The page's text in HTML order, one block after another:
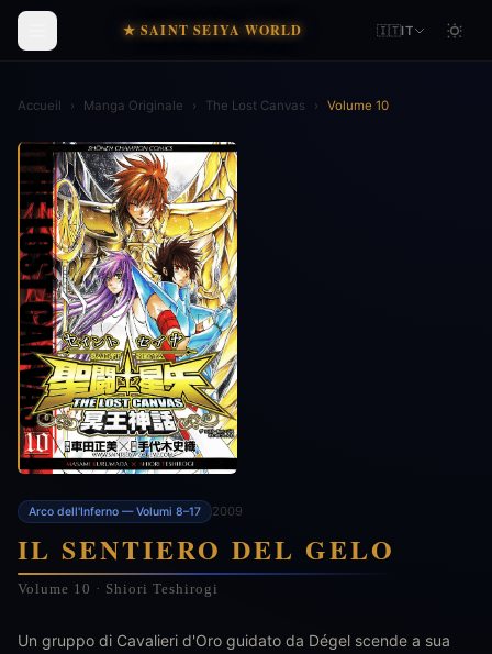
★ SAINT SEIYA WORLD 🇮🇹IT
Accueil › Manga Originale › The Lost Canvas › Volume 10
Arco dell'Inferno — Volumi 8–17 2009
IL SENTIERO DEL GELO
Volume 10 · Shiori Teshirogi
Un gruppo di Cavalieri d'Oro guidato da Dégel scende a sua